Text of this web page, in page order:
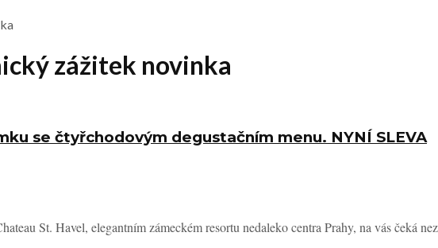
zážitek novinka
se čtyřchodovým degustačním menu. NYNÍ SLEVA
St. Havel, elegantním zámeckém resortu nedaleko centra Prahy, na vás čeká